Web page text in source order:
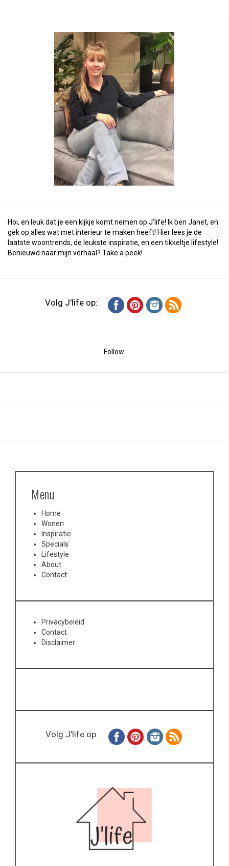
Hoi, en leuk dat je een kijkje komt nemen op J'life! Ik ben Janet, en
gek op alles wat met interieur te maken heeft! Hier lees je de
laatste woontrends, de leukste inspiratie, en een tikkeltje lifestyle!
Benieuwd naar mijn verhaal? Take a peek!
Volg J'life op:
Follow
Menu
Home
Wonen
Inspiratie
Specials
Lifestyle
About
Contact
Privacybeleid
Contact
Disclaimer
Volg J'life op: